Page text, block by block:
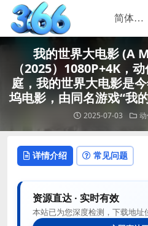
我的世界大电影 (A
（2025）1080P+4K，
庭，我的世界大电影是
坞电影，由同名游戏“我
2025-07-03
详情介绍 常见问题
资源直达 · 实时有效
本站已为您深度检测，下载地址